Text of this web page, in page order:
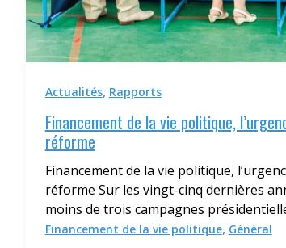
Actualités, Rapports
Financement de la vie politique,
réforme
Financement de la vie politique,
réforme Sur les vingt-cinq dernières
moins de trois campagnes
Financement de la vie politique, Général